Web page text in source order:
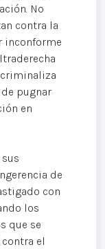
No
contra la
inconforme
pugnar
en
de
con
los
que se
el